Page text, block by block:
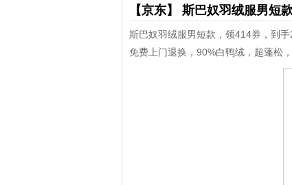
【京东】 斯巴奴羽绒服男短
斯巴奴羽绒服男短款，领414券，到
免费上门退换，90%白鸭绒，超蓬松，